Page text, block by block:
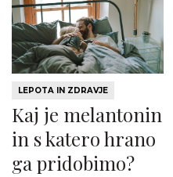
LEPOTA IN ZDRAVJE
Kaj je melantonin
in s katero hrano
ga pridobimo?